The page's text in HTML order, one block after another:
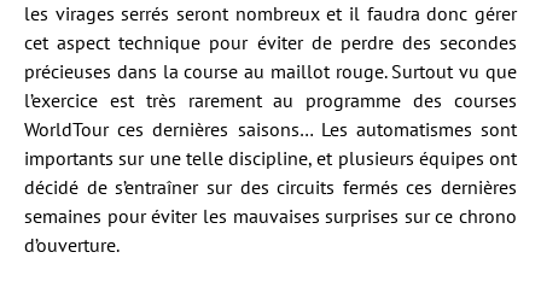
les virages serrés seront nombreux et il faudra donc gérer
cet aspect technique pour éviter de perdre des secondes
précieuses dans la course au maillot rouge. Surtout vu que
l’exercice est très rarement au programme des courses
WorldTour ces dernières saisons… Les automatismes sont
importants sur une telle discipline, et plusieurs équipes ont
décidé de s’entraîner sur des circuits fermés ces dernières
semaines pour éviter les mauvaises surprises sur ce chrono
d’ouverture.